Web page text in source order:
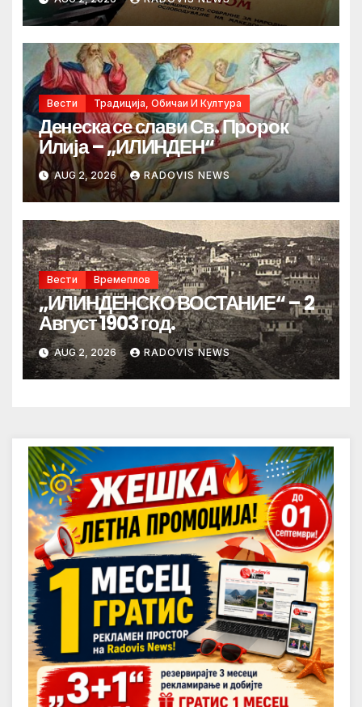
Вести Традиција, Обичаи И Култура
Денеска се слави Св. Пророк
Илија – „ИЛИНДЕН“
AUG 2, 2026 RADOVIS NEWS
Вести Времеплов
„ИЛИНДЕНСКО ВОСТАНИЕ“ – 2
Август 1903 год.
AUG 2, 2026 RADOVIS NEWS